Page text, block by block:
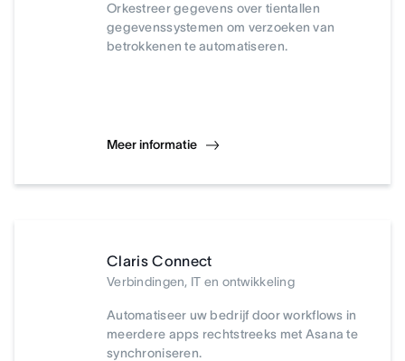
Orkestreer gegevens over tientallen
gegevenssystemen om verzoeken van
betrokkenen te automatiseren.
Meer informatie
Claris Connect
Verbindingen, IT en ontwikkeling
Automatiseer uw bedrijf door workflows in
meerdere apps rechtstreeks met Asana te
synchroniseren.